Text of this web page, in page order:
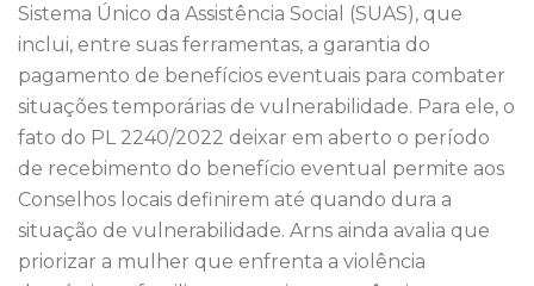
Sistema Único da Assistência Social (SUAS), que
inclui, entre suas ferramentas, a garantia do
pagamento de benefícios eventuais para combater
situações temporárias de vulnerabilidade. Para ele, o
fato do PL 2240/2022 deixar em aberto o período
de recebimento do benefício eventual permite aos
Conselhos locais definirem até quando dura a
situação de vulnerabilidade. Arns ainda avalia que
priorizar a mulher que enfrenta a violência